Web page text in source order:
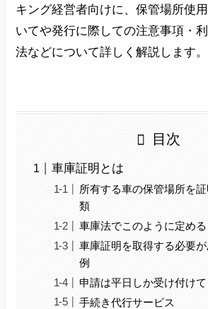
キング経営者向けに、保管場所使
いてや発行に際しての注意事項・
法などについて詳しく解説します。
目次
車庫証明とは
所有する車の保管場所を
類
車庫法でこのように定め
車庫証明を取得する必要
例
申請は平日しか受け付け
手続き代行サービス